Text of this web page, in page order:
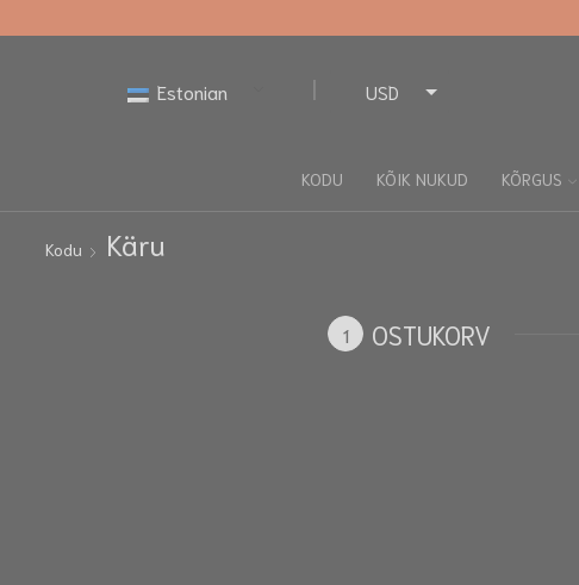
Estonian
USD
KODU KÕIK NUKUD KÕRGUS
Kodu Käru
OSTUKORV